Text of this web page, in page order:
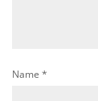
Name *